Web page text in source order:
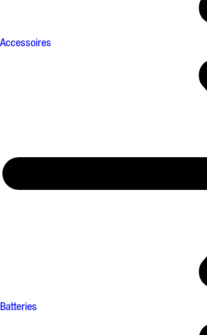
Accessoires
Batteries